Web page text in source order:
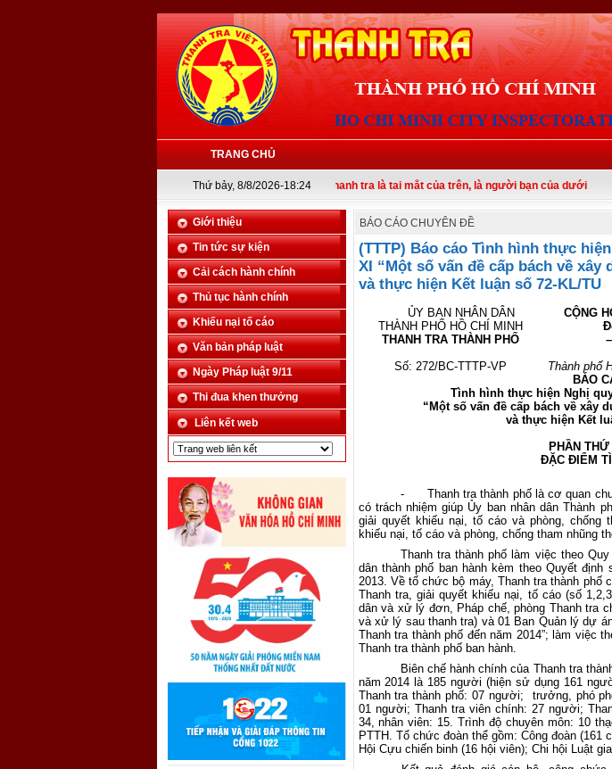
TRANG CHỦ
Thứ bảy, 8/8/2026-18:24
Thanh tra là tai mắt của trên, là người bạn của dưới
Giới thiệu
Tin tức sự kiện
Cải cách hành chính
Thủ tục hành chính
Khiếu nại tố cáo
Văn bản pháp luật
Ngày Pháp luật 9/11
Thi đua khen thưởng
Liên kết web
BÁO CÁO CHUYÊN ĐỀ
(TTTP) Báo cáo Tình hình thực
XI “Một số vấn đề cấp bách về xây
và thực hiện Kết luận số 72-KL/TU
ỦY BAN NHÂN DÂN
THÀNH PHỐ HỒ CHÍ MINH
THANH TRA THÀNH PHỐ
Số: 272/BC-TTTP-VP
CỘNG
Thành phố
BÁO
Tình hình thực hiện Nghị
“Một số vấn đề cấp bách về xây
và thực hiện Kết
PHẦN
ĐẶC ĐIỂM
-
Thanh tra thành phố là cơ quan
có trách nhiệm giúp Ủy ban nhân dân Thành
giải quyết khiếu nại, tố cáo và phòng, chống
khiếu nại, tố cáo và phòng, chống tham nhũng
Thanh tra thành phố làm việc theo
dân thành phố ban hành kèm theo Quyết định
2013. Về tổ chức bộ máy, Thanh tra thành phố
Thanh tra, giải quyết khiếu nại, tố cáo (số
dân và xử lý đơn, Pháp chế, phòng Thanh tra
và xử lý sau thanh tra) và 01 Ban Quản lý dự
Thanh tra thành phố đến năm 2014”; làm việc
Thanh tra thành phố ban hành.
Biên chế hành chính của Thanh tra
năm 2014 là 185 người (hiện sử dụng 161
Thanh tra thành phố: 07 người; trưởng, phó
01 người; Thanh tra viên chính: 27 người;
34, nhân viên: 15. Trình độ chuyên môn: 10
PTTH. Tổ chức đoàn thể gồm: Công đoàn (161
Hội Cựu chiến binh (16 hội viên); Chi hội Luật